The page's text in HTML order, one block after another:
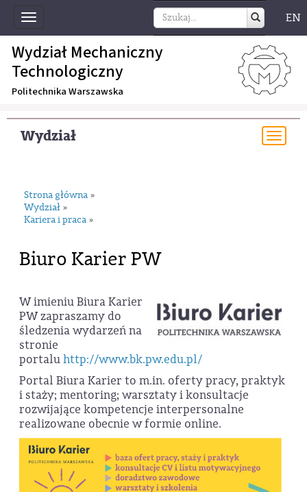
Toggle
navigation
EN
Wydział Mechaniczny
Technologiczny
Politechnika Warszawska
Wydział
Strona główna »
Wydział »
Kariera i praca »
Biuro Karier PW
W imieniu Biura Karier
PW zapraszamy do
śledzenia wydarzeń na
stronie
portaluhttp://www.bk.pw.edu.pl/
Portal Biura Karier to m.in. oferty pracy, praktyk
i staży; mentoring; warsztaty i konsultacje
rozwijające kompetencje interpersonalne
realizowane obecnie w formie online.